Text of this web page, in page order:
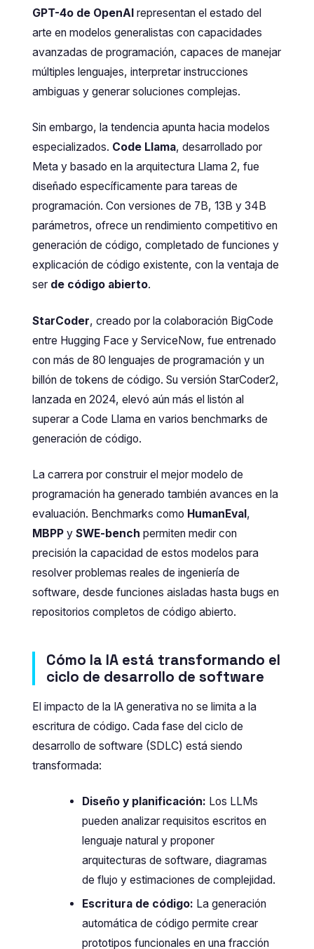
GPT-4o de OpenAI representan el estado del
arte en modelos generalistas con capacidades
avanzadas de programación, capaces de manejar
múltiples lenguajes, interpretar instrucciones
ambiguas y generar soluciones complejas.
Sin embargo, la tendencia apunta hacia modelos
especializados. Code Llama, desarrollado por
Meta y basado en la arquitectura Llama 2, fue
diseñado específicamente para tareas de
programación. Con versiones de 7B, 13B y 34B
parámetros, ofrece un rendimiento competitivo en
generación de código, completado de funciones y
explicación de código existente, con la ventaja de
ser de código abierto.
StarCoder, creado por la colaboración BigCode
entre Hugging Face y ServiceNow, fue entrenado
con más de 80 lenguajes de programación y un
billón de tokens de código. Su versión StarCoder2,
lanzada en 2024, elevó aún más el listón al
superar a Code Llama en varios benchmarks de
generación de código.
La carrera por construir el mejor modelo de
programación ha generado también avances en la
evaluación. Benchmarks como HumanEval ,
MBPP y SWE-bench permiten medir con
precisión la capacidad de estos modelos para
resolver problemas reales de ingeniería de
software, desde funciones aisladas hasta bugs en
repositorios completos de código abierto.
Cómo la IA está transformando el
ciclo de desarrollo de software
El impacto de la IA generativa no se limita a la
escritura de código. Cada fase del ciclo de
desarrollo de software (SDLC) está siendo
transformada:
Diseño y planificación: Los LLMs
pueden analizar requisitos escritos en
lenguaje natural y proponer
arquitecturas de software, diagramas
de flujo y estimaciones de complejidad.
Escritura de código: La generación
automática de código permite crear
prototipos funcionales en una fracción